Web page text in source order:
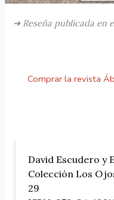
➔ Reseña publicada en
Comprar la revista
David Escudero y
Colección Los
29